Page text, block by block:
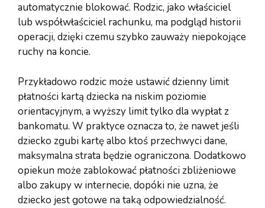
automatycznie blokować. Rodzic, jako właściciel
lub współwłaściciel rachunku, ma podgląd historii
operacji, dzięki czemu szybko zauważy niepokojące
ruchy na koncie.
Przykładowo rodzic może ustawić dzienny limit
płatności kartą dziecka na niskim poziomie
orientacyjnym, a wyższy limit tylko dla wypłat z
bankomatu. W praktyce oznacza to, że nawet jeśli
dziecko zgubi kartę albo ktoś przechwyci dane,
maksymalna strata będzie ograniczona. Dodatkowo
opiekun może zablokować płatności zbliżeniowe
albo zakupy w internecie, dopóki nie uzna, że
dziecko jest gotowe na taką odpowiedzialność.